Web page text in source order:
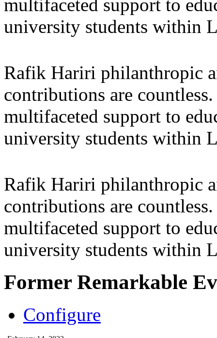
multifaceted support to
university students within
Rafik Hariri philanthropic
contributions are
multifaceted support to
university students within
Rafik Hariri philanthropic
contributions are
multifaceted support to
university students within
Former Remarkable
Configure